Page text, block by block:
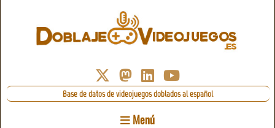
Base de datos de videojuegos doblados al español
Menú